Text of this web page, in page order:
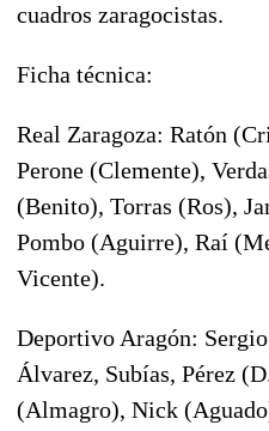
cuadros zaragocistas.
Ficha técnica:
Real Zaragoza: Ratón
Perone (Clemente),
(Benito), Torras (Ros),
Pombo (Aguirre), Raí
Vicente).
Deportivo Aragón:
Álvarez, Subías, Pérez
(Almagro), Nick